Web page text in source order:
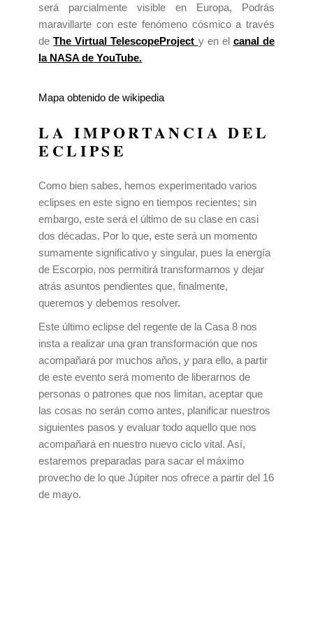
será parcialmente visible en Europa, Podrás
maravillarte con este fenómeno cósmico a través
deThe Virtual TelescopeProject y en el canal de
la NASA de YouTube.
Mapa obtenido de wikipedia
LA IMPORTANCIA DEL
ECLIPSE
Como bien sabes, hemos experimentado varios
eclipses en este signo en tiempos recientes; sin
embargo, este será el último de su clase en casi
dos décadas. Por lo que, este será un momento
sumamente significativo y singular, pues la energía
de Escorpio, nos permitirá transformarnos y dejar
atrás asuntos pendientes que, finalmente,
queremos y debemos resolver.
Este último eclipse del regente de la Casa 8 nos
insta a realizar una gran transformación que nos
acompañará por muchos años, y para ello, a partir
de este evento será momento de liberarnos de
personas o patrones que nos limitan, aceptar que
las cosas no serán como antes, planificar nuestros
siguientes pasos y evaluar todo aquello que nos
acompañará en nuestro nuevo ciclo vital. Así,
estaremos preparadas para sacar el máximo
provecho de lo que Júpiter nos ofrece a partir del 16
de mayo.